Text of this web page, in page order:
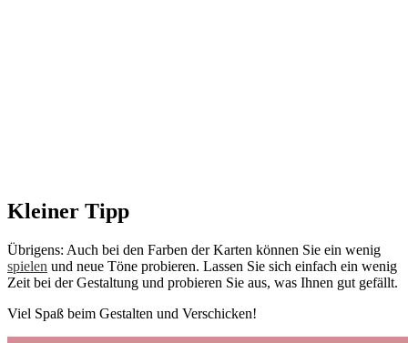
Kleiner Tipp
Übrigens: Auch bei den Farben der Karten können Sie ein wenig
spielen und neue Töne probieren. Lassen Sie sich einfach ein wenig
Zeit bei der Gestaltung und probieren Sie aus, was Ihnen gut gefällt.
Viel Spaß beim Gestalten und Verschicken!